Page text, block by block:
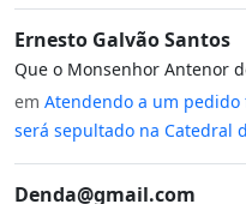
Ernesto Galvão Santos
Que o Monsenhor Antenor
em Atendendo a um
será sepultado na Catedral
Denda@gmail.com